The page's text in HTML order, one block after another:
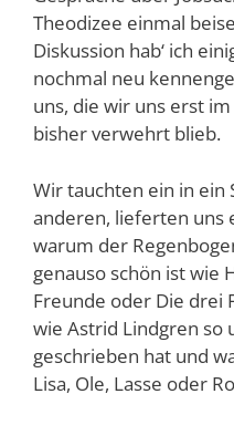
Theodizee einmal
Diskussion hab‘ ich
nochmal neu
uns, die wir uns erst
bisher verwehrt blieb.
Wir tauchten ein in ein
anderen, lieferten uns
warum der
genauso schön ist wie
Freunde oder Die drei
wie Astrid Lindgren so
geschrieben hat und
Lisa, Ole, Lasse oder